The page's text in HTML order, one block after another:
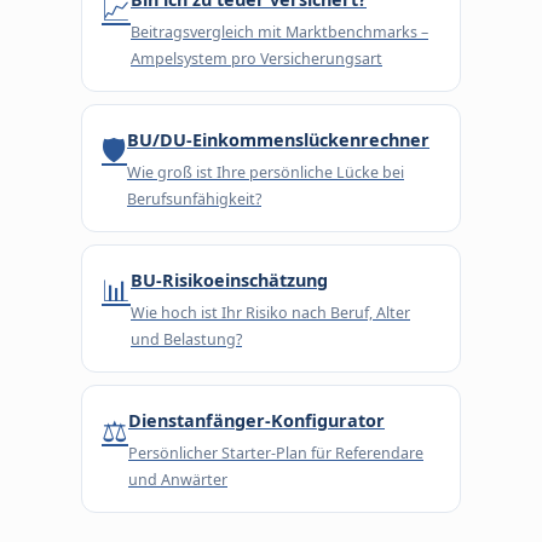
📈
Beitragsvergleich mit Marktbenchmarks –
Ampelsystem pro Versicherungsart
🛡BU/DU-Einkommenslückenrechner
Wie groß ist Ihre persönliche Lücke bei
Berufsunfähigkeit?
📊 BU-Risikoeinschätzung
Wie hoch ist Ihr Risiko nach Beruf, Alter
und Belastung?
⚖️Dienstanfänger-Konfigurator
Persönlicher Starter-Plan für Referendare
und Anwärter